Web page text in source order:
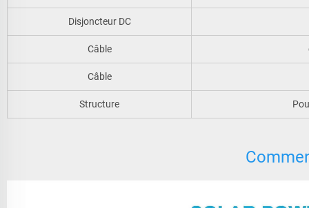
Disjoncteur DC
Câble
Câble
Structure